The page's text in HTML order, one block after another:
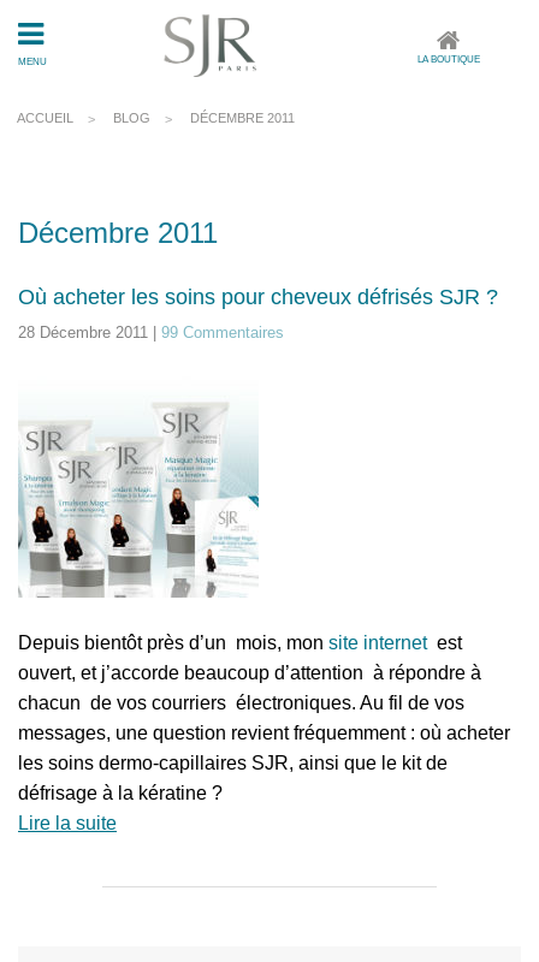
MENU LA BOUTIQUE
ACCUEIL BLOG DÉCEMBRE 2011
Décembre 2011
Où acheter les soins pour cheveux défrisés SJR ?
28 Décembre 2011 | 99 Commentaires
Depuis bientôt près d’un mois, mon site internetest
ouvert, et j’accorde beaucoup d’attention à répondre à
chacun de vos courriers électroniques. Au fil de vos
messages, une question revient fréquemment : où acheter
les soins dermo-capillaires SJR, ainsi que le kit de
défrisage à la kératine ?
Lire la suite